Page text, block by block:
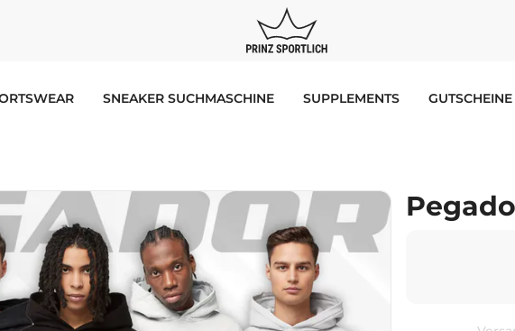
SNEAKER SUCHMASCHINE SUPPLEMENTS